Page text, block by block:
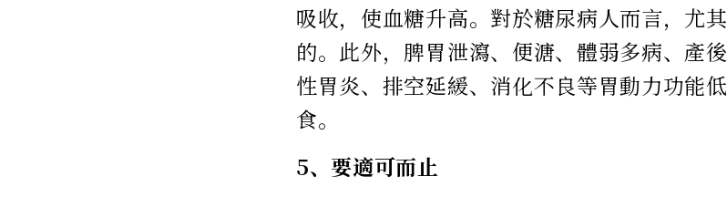
吸收，使血糖升高。對於糖尿病人而言，尤
的。此外，脾胃泄瀉、便溏、體弱多病、產
性胃炎、排空延緩、消化不良等胃動力功能
食。
5、要適可而止